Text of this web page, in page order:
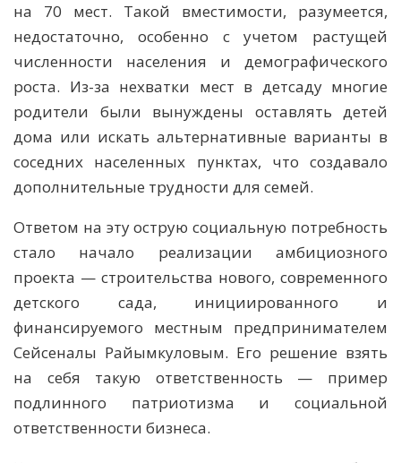
на 70 мест. Такой вместимости, разумеется,
недостаточно, особенно с учетом растущей
численности населения и демографического
роста. Из-за нехватки мест в детсаду многие
родители были вынуждены оставлять детей
дома или искать альтернативные варианты в
соседних населенных пунктах, что создавало
дополнительные трудности для семей.
Ответом на эту острую социальную потребность
стало начало реализации амбициозного
проекта — строительства нового, современного
детского сада, инициированного и
финансируемого местным предпринимателем
Сейсеналы Райымкуловым. Его решение взять
на себя такую ответственность — пример
подлинного патриотизма и социальной
ответственности бизнеса.